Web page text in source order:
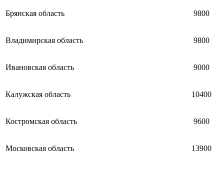
Брянская область 9800
Владимирская область 9800
Ивановская область 9000
Калужская область 10400
Костромская область 9600
Московская область 13900